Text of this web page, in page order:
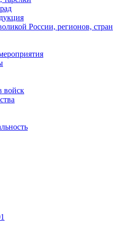
России, регионов, стран
войск